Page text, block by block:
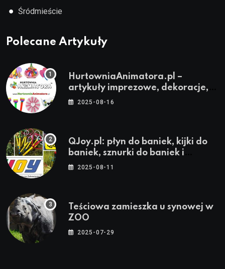
● Śródmieście
Polecane Artykuły
HurtowniaAnimatora.pl –
artykuły imprezowe, dekoracje,
stroje i akcesoria dla animatorów
2025-08-16
QJoy.pl: płyn do baniek, kijki do
baniek, sznurki do baniek i
zestawy do baniek
2025-08-11
Teściowa zamieszka u synowej w
ZOO
2025-07-29